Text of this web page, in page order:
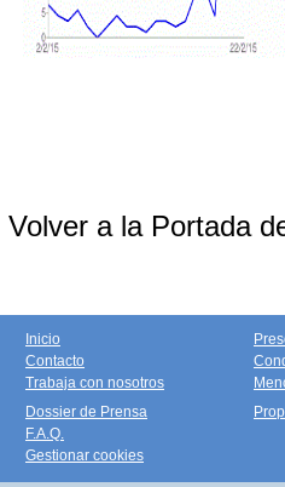
Volver a la Portada
Inicio
Contacto
Trabaja con nosotros
Dossier de Prensa
F.A.Q.
Gestionar cookies